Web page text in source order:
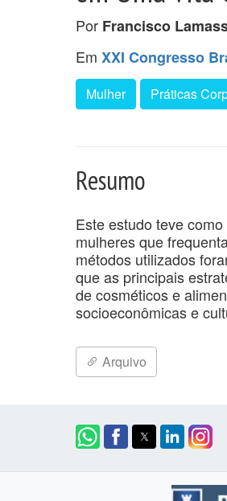
Por Francisco
Em XXI Congresso
Mulher Práticas
Resumo
Este estudo teve
mulheres que
métodos utilizados
que as principais
de cosméticos e
socioeconômicas e
Arquivo